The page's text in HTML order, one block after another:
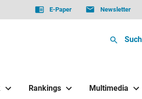
E-Paper Newsletter
Rankings Multimedia